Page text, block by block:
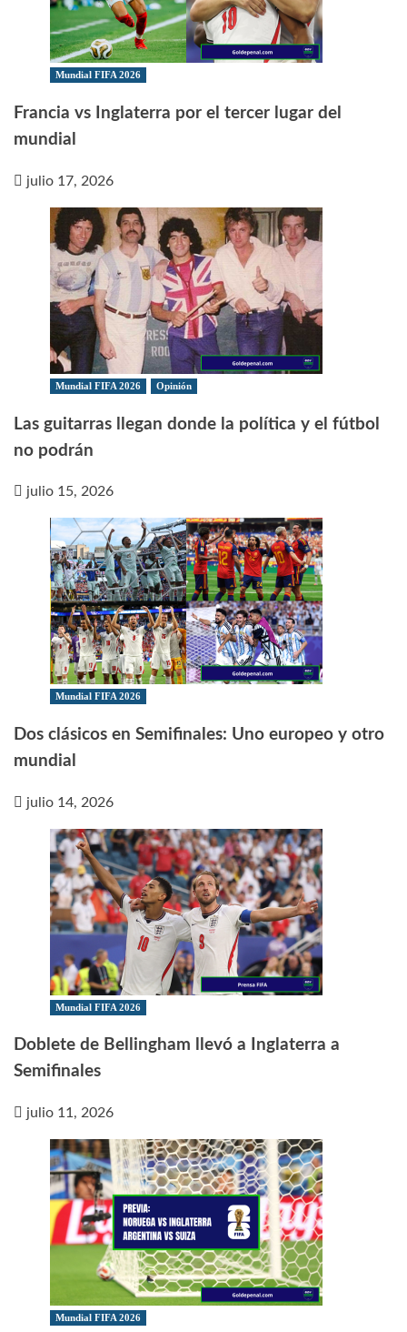
Mundial FIFA 2026
Francia vs Inglaterra por el tercer lugar del
mundial
julio 17, 2026
Mundial FIFA 2026 Opinión
Las guitarras llegan donde la política y el fútbol
no podrán
julio 15, 2026
Mundial FIFA 2026
Dos clásicos en Semifinales: Uno europeo y otro
mundial
julio 14, 2026
Mundial FIFA 2026
Doblete de Bellingham llevó a Inglaterra a
Semifinales
julio 11, 2026
Mundial FIFA 2026